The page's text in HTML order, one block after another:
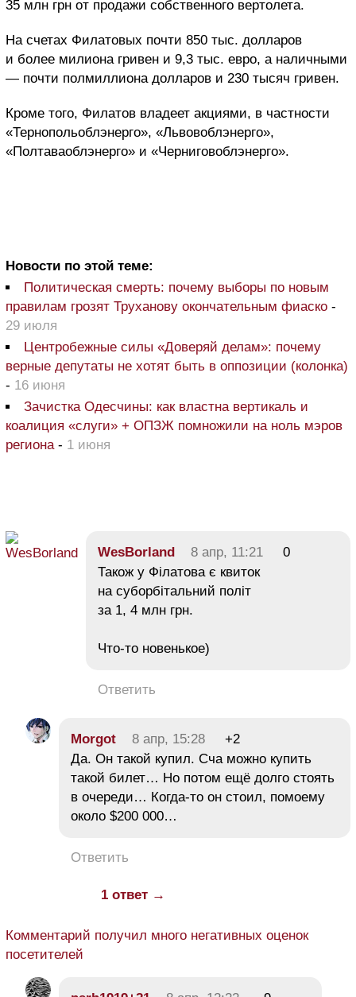
35 млн грн от продажи собственного вертолета.
На счетах Филатовых почти 850 тыс. долларов
и более милиона гривен и 9,3 тыс. евро, а наличными
— почти полмиллиона долларов и 230 тысяч гривен.
Кроме того, Филатов владеет акциями, в частности
«Тернопольоблэнерго», «Львовоблэнерго»,
«Полтаваоблэнерго» и «Черниговоблэнерго».
Новости по этой теме:
Политическая смерть: почему выборы по новым
правилам грозят Труханову окончательным фиаско -
29 июля
Центробежные силы «Доверяй делам»: почему
верные депутаты не хотят быть в оппозиции (колонка)
- 16 июня
Зачистка Одесчины: как властна вертикаль и
коалиция «слуги» + ОПЗЖ помножили на ноль мэров
региона- 1 июня
WesBorland 8 апр, 11:21
0
Також у Філатова є квиток
на суборбітальний політ
за 1, 4 млн грн.
Что-то новенькое)
Ответить
Morgot 8 апр, 15:28
+2
Да. Он такой купил. Сча можно купить
такой билет… Но потом ещё долго стоять
в очереди… Когда-то он стоил, помоему
около $200 000…
Ответить
1 ответ →
Комментарий получил много негативных оценок
посетителей